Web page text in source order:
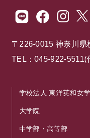
〒226-0015 神奈川県
TEL：045-922-5511(
学校法人 東洋英和女
大学院
中学部・高等部